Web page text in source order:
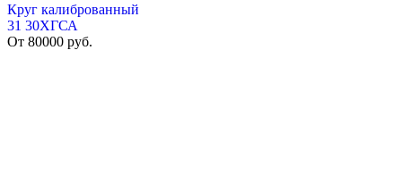
Круг калиброванный
31 30ХГСА
От 80000 руб.